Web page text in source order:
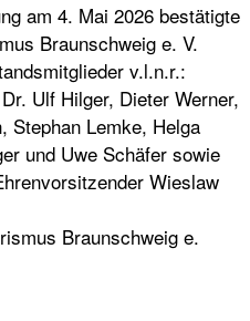
am 4. Mai 2026 bestätigte
Braunschweig e. V.
v.l.n.r.:
Ulf Hilger, Dieter Werner,
Stephan Lemke, Helga
und Uwe Schäfer sowie
Wieslaw
Braunschweig e.